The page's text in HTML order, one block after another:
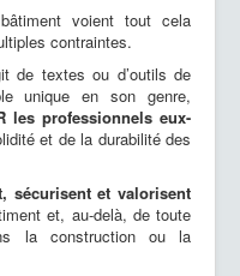
voient tout cela
contraintes.
de textes ou d’outils de
unique en son genre,
les professionnels eux-
et de la durabilité des
sécurisent et valorisent
et, au-delà, de toute
la construction ou la